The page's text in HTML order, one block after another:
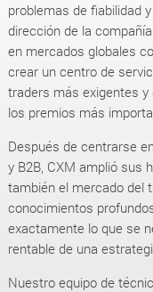
problemas de fiabilidad
dirección de la
en mercados globales
crear un centro de
traders más exigentes
los premios más
Después de centrarse
y B2B, CXM amplió sus
también el mercado del
conocimientos
exactamente lo que se
rentable de una
Nuestro equipo de